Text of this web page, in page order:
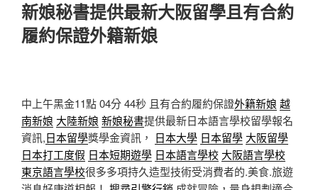
佈
於
新娘秘書提供最新大阪留學且有合約
履約保證外籍新娘
中上午黑金11點 04分 44秒 且有合約履約保證外籍新娘 越
南新娘 大陸新娘 新娘秘書提供最新日本語言學校留學報名
資訊,日本留學獎學金資訊， 日本大學 日本留學 大阪留學
日本打工度假 日本短期遊學 日本語言學校 大阪語言學校
東京語言學校很多多項持久造型技術受消費者的.美食.旅遊